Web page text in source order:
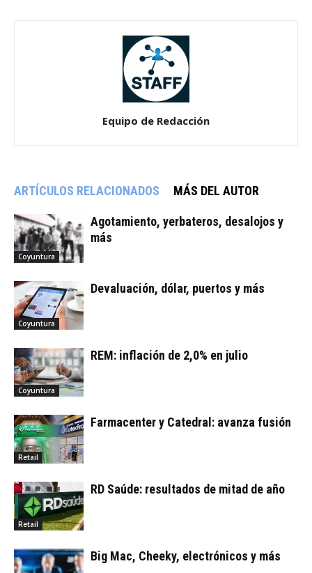
Equipo de Redacción
ARTÍCULOS RELACIONADOS MÁS DEL AUTOR
Coyuntura
Agotamiento, yerbateros, desalojos y
más
Coyuntura
Devaluación, dólar, puertos y más
Coyuntura
REM: inflación de 2,0% en julio
Retail
Farmacenter y Catedral: avanza fusión
Retail
RD Saúde: resultados de mitad de año
Big Mac, Cheeky, electrónicos y más